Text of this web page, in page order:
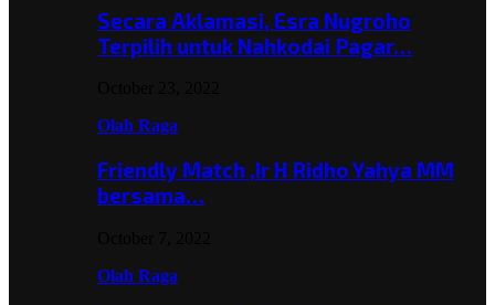
Secara Aklamasi, Esra Nugroho
Terpilih untuk Nahkodai Pagar…
Olah Raga
Friendly Match ,Ir H Ridho Yahya MM
bersama…
Olah Raga